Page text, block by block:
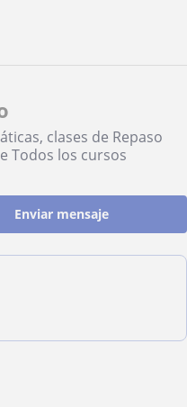
clases de Repaso
Todos los cursos
Enviar mensaje